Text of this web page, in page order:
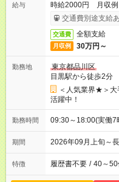
給与
時給2000円 月収例
交通費別途支給
交通費 全額支給
月収例 30万円～
勤務地
東京都品川区
目黒駅から徒歩2分
＜人気業界★＞大
活躍中！
勤務時間 09:30～18:00(実働
期間 2026年09月上旬～
特徴 履歴書不要 / 40～50